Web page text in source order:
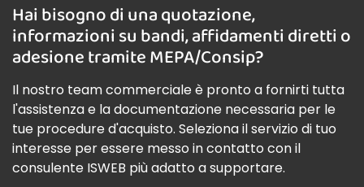
Hai bisogno di una quotazione,
informazioni su bandi, affidamenti diretti o
adesione tramite MEPA/Consip?
Il nostro team commerciale è pronto a fornirti tutta
l'assistenza e la documentazione necessaria per le
tue procedure d'acquisto. Seleziona il servizio di tuo
interesse per essere messo in contatto con il
consulente ISWEB più adatto a supportare.